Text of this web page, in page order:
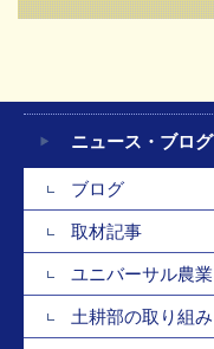
ニュース・ブログ
ブログ
取材記事
ユニバーサル農業
土耕部の取り組み